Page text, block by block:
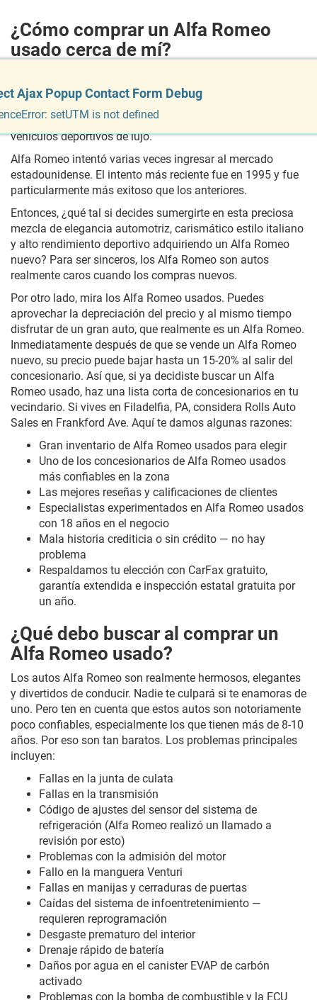
¿Cómo comprar un Alfa Romeo
usado cerca de mí?
como Alfa Romeo Automobiles S.p.A.) fue fundado en
1906 en Milán, Italia. Tiene una larga y gloriosa historia
como fabricante principalmente de autos de carrera y
vehículos deportivos de lujo.
Alfa Romeo intentó varias veces ingresar al mercado
estadounidense. El intento más reciente fue en 1995 y fue
particularmente más exitoso que los anteriores.
Entonces, ¿qué tal si decides sumergirte en esta preciosa
mezcla de elegancia automotriz, carismático estilo italiano
y alto rendimiento deportivo adquiriendo un Alfa Romeo
nuevo? Para ser sinceros, los Alfa Romeo son autos
realmente caros cuando los compras nuevos.
Por otro lado, mira los Alfa Romeo usados. Puedes
aprovechar la depreciación del precio y al mismo tiempo
disfrutar de un gran auto, que realmente es un Alfa Romeo.
Inmediatamente después de que se vende un Alfa Romeo
nuevo, su precio puede bajar hasta un 15-20% al salir del
concesionario. Así que, si ya decidiste buscar un Alfa
Romeo usado, haz una lista corta de concesionarios en tu
vecindario. Si vives en Filadelfia, PA, considera Rolls Auto
Sales en Frankford Ave. Aquí te damos algunas razones:
Gran inventario de Alfa Romeo usados para elegir
Uno de los concesionarios de Alfa Romeo usados
más confiables en la zona
Las mejores reseñas y calificaciones de clientes
Especialistas experimentados en Alfa Romeo usados
con 18 años en el negocio
Mala historia crediticia o sin crédito — no hay
problema
Respaldamos tu elección con CarFax gratuito,
garantía extendida e inspección estatal gratuita por
un año.
¿Qué debo buscar al comprar un
Alfa Romeo usado?
Los autos Alfa Romeo son realmente hermosos, elegantes
y divertidos de conducir. Nadie te culpará si te enamoras de
uno. Pero ten en cuenta que estos autos son notoriamente
poco confiables, especialmente los que tienen más de 8-10
años. Por eso son tan baratos. Los problemas principales
incluyen:
Fallas en la junta de culata
Fallas en la transmisión
Código de ajustes del sensor del sistema de
refrigeración (Alfa Romeo realizó un llamado a
revisión por esto)
Problemas con la admisión del motor
Fallo en la manguera Venturi
Fallas en manijas y cerraduras de puertas
Caídas del sistema de infoentretenimiento —
requieren reprogramación
Desgaste prematuro del interior
Drenaje rápido de batería
Daños por agua en el canister EVAP de carbón
activado
Problemas con la bomba de combustible y la ECU
Ajax Popup Contact Form Debug
setUTM is not defined
Ajax Popup Contact Form Debug
setUTM is not defined